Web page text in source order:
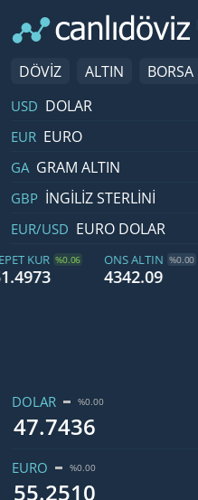
DÖVİZ ALTIN BORSA
Döviz Adı Fiyat
USD DOLAR
EUR EURO
GA GRAM ALTIN
GBP İNGILIZ STERLINI
EUR/USD EURO DOLAR
İsim, Fiyat, Değişim
DOLAR %0.00
47.7436
EURO %0.00
55.2510
KUR %0.06 ONS ALTIN
4342.09
%0.00